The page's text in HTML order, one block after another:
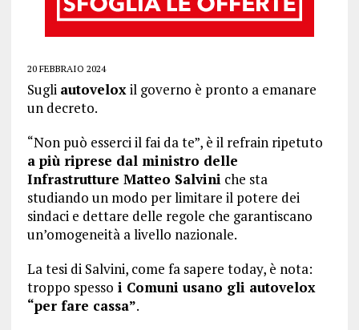
20 FEBBRAIO 2024
Sugli autoveloxil governo è pronto a emanare
un decreto.
“Non può esserci il fai da te”, è il refrain ripetuto
a più riprese dal ministro delle
Infrastrutture Matteo Salvini che sta
studiando un modo per limitare il potere dei
sindaci e dettare delle regole che garantiscano
un’omogeneità a livello nazionale.
La tesi di Salvini, come fa sapere today, è nota:
troppo spesso i Comuni usano gli autovelox
“per fare cassa”.